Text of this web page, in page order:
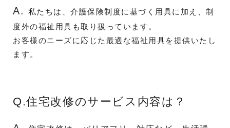
A.
私たちは、介護保険制度に基づく用具に加え、制
度外の福祉用具も取り扱っています。
お客様のニーズに応じた最適な福祉用具を提供いたし
ます。
Q.住宅改修のサービス内容は？